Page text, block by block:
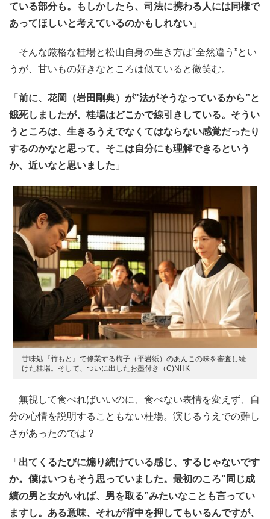
ている部分も。もしかしたら、司法に携わる人には同様で
あってほしいと考えているのかもしれない 」
そんな厳格な桂場と松山自身の生き方は"全然違う”とい
うが、甘いもの好きなところは似ていると微笑む。
「 前に、花岡（岩田剛典）が"法がそうなっているから”と
餓死しましたが、桂場はどこかで線引きしている。そうい
うところは、生きるうえでなくてはならない感覚だったり
するのかなと思って。そこは自分にも理解できるという
か、近いなと思いました 」
甘味処『竹もと』で修業する梅子（平岩紙）のあんこの味を審査し続
けた桂場。そして、ついに出したお墨付き（C)NHK
無視して食べればいいのに、食べない表情を変えず、自
分の心情を説明することもない桂場。演じるうえでの難し
さがあったのでは？
「 出てくるたびに煽り続けている感じ、するじゃないです
か。僕はいつもそう思っていました。最初のころ"同じ成
績の男と女がいれば、男を取る”みたいなことも言ってい
ますし。ある意味、それが背中を押してもいるんですが、